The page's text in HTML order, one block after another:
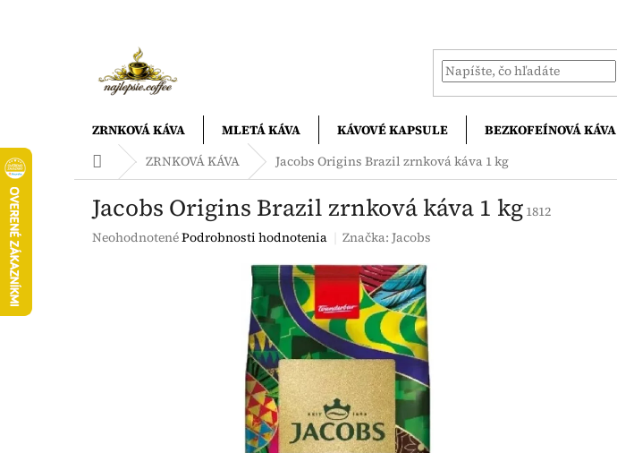
ZRNKOVÁ KÁVA MLETÁ KÁVA KÁVOVÉ KAPSULE BEZKOFEÍNOVÁ KÁVA
DomovZRNKOVÁ KÁVA Jacobs Origins Brazil zrnková káva 1 kg
Jacobs Origins Brazil zrnková káva 1 kg 1812
Priemerné
NeohodnotenéPodrobnosti hodnotenia Značka:Jacobs